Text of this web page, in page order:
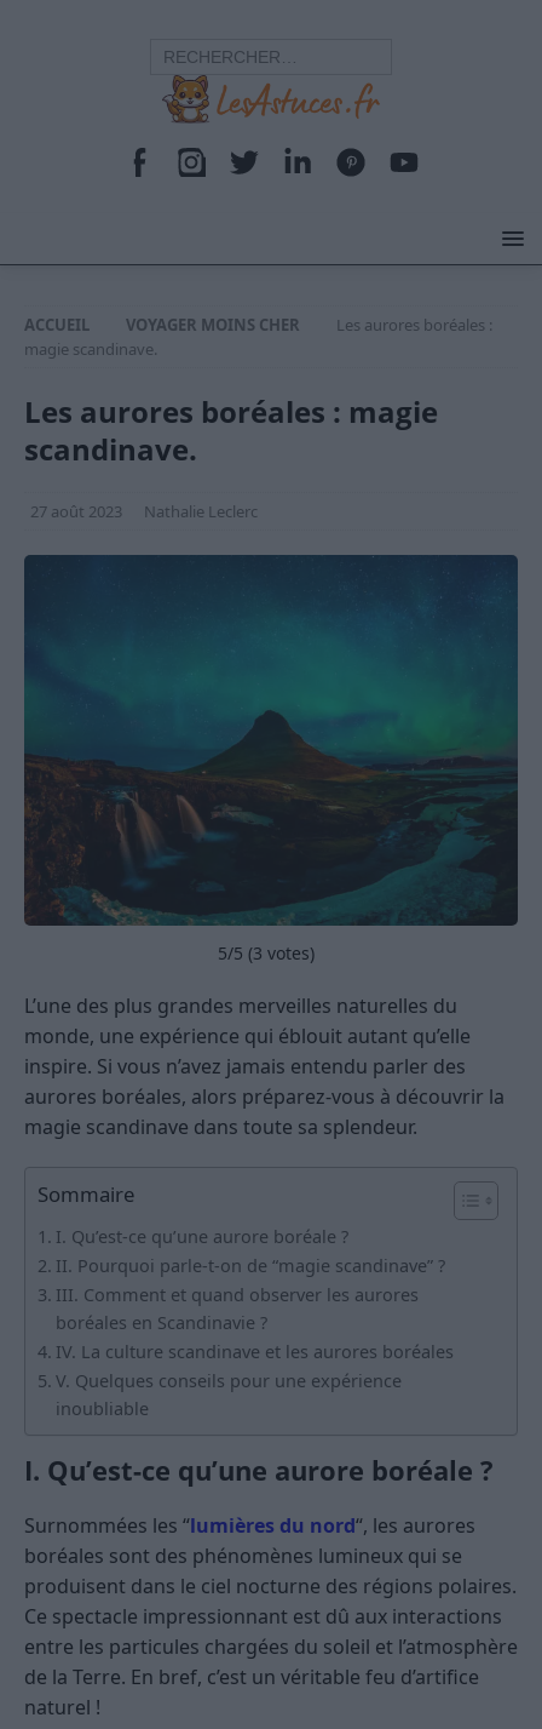
ACCUEIL VOYAGER MOINS CHER
Les aurores boréales :
magie scandinave.
Les aurores boréales : magie
scandinave.
27 août 2023 Nathalie Leclerc
5/5 (3 votes)
L’une des plus grandes merveilles naturelles du
monde, une expérience qui éblouit autant qu’elle
inspire. Si vous n’avez jamais entendu parler des
aurores boréales, alors préparez-vous à découvrir la
magie scandinave dans toute sa splendeur.
Sommaire
I. Qu’est-ce qu’une aurore boréale ?
II. Pourquoi parle-t-on de “magie scandinave” ?
III. Comment et quand observer les aurores
boréales en Scandinavie ?
IV. La culture scandinave et les aurores boréales
V. Quelques conseils pour une expérience
inoubliable
I. Qu’est-ce qu’une aurore boréale ?
Surnommées les “lumières du nord“, les aurores
boréales sont des phénomènes lumineux qui se
produisent dans le ciel nocturne des régions polaires.
Ce spectacle impressionnant est dû aux interactions
entre les particules chargées du soleil et l’atmosphère
de la Terre. En bref, c’est un véritable feu d’artifice
naturel !